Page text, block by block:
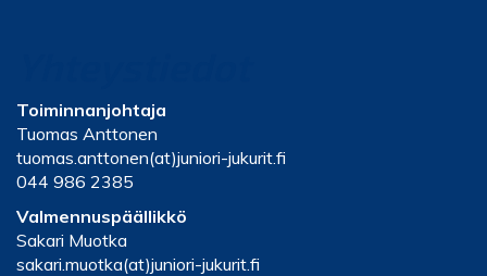
Toiminnanjohtaja
Tuomas Anttonen
tuomas.anttonen(at)juniori-jukurit.fi
044 986 2385
Valmennuspäällikkö
Sakari Muotka
sakari.muotka(at)juniori-jukurit.fi